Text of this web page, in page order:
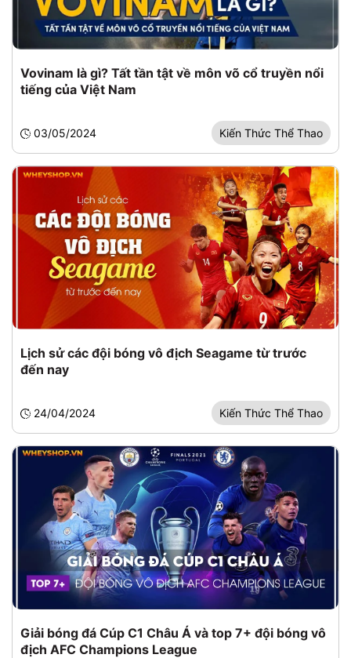
Vovinam là gì? Tất tần tật về môn võ cổ truyền nổi
tiếng của Việt Nam
03/05/2024 Kiến Thức Thể Thao
Lịch sử các đội bóng vô địch Seagame từ trước
đến nay
24/04/2024 Kiến Thức Thể Thao
Giải bóng đá Cúp C1 Châu Á và top 7+ đội bóng vô
địch AFC Champions League